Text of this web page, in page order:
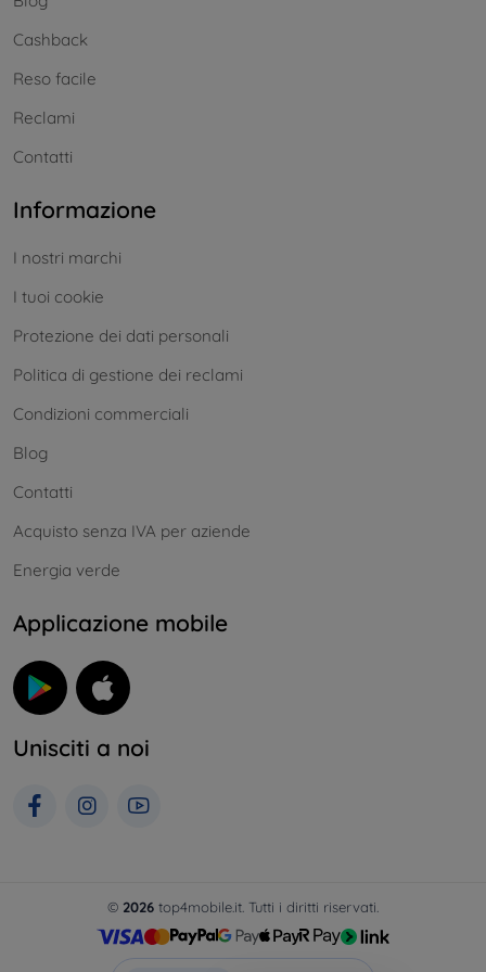
Cashback
Reso facile
Reclami
Contatti
Informazione
I nostri marchi
I tuoi cookie
Protezione dei dati personali
Politica di gestione dei reclami
Condizioni commerciali
Blog
Contatti
Acquisto senza IVA per aziende
Energia verde
Applicazione mobile
Unisciti a noi
© 2026 top4mobile.it. Tutti i diritti riservati.